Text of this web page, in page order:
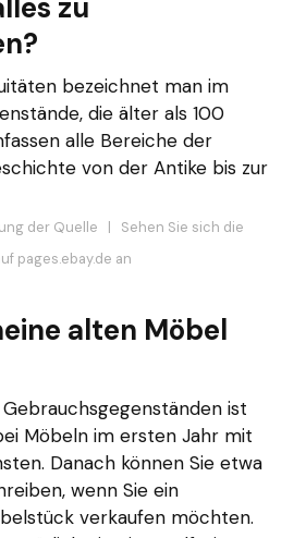
bezeichnet man im
die älter als 100
alle Bereiche der
von der Antike bis zur
der Quelle | Sehen Sie sich die
pages.ebay.de an
alten Möbel
ist
Möbeln im ersten Jahr mit
Danach können Sie etwa
wenn Sie ein
verkaufen möchten.